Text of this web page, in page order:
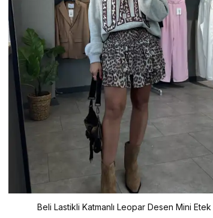
Beli Lastikli Katmanlı Leopar Desen Mini Etek